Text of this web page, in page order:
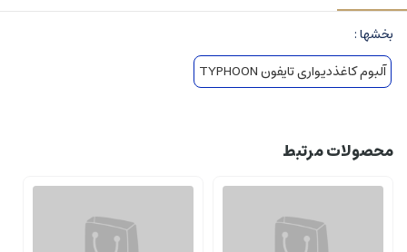
بخشها :
آلبوم کاغذدیواری تایفون TYPHOON
محصولات مرتبط